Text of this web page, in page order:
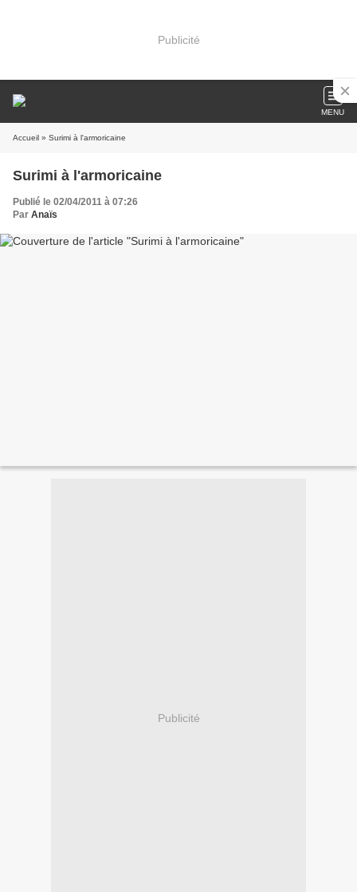
Publicité
MENU
Accueil » Surimi à l'armoricaine
Surimi à l'armoricaine
Publié le 02/04/2011 à 07:26
Par Anaïs
Publicité